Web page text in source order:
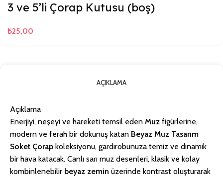
3 ve 5’li Çorap Kutusu (boş)
₺25,00
AÇIKLAMA
Açıklama
Enerjiyi, neşeyi ve hareketi temsil eden Muz figürlerine,
modern ve ferah bir dokunuş katan Beyaz Muz Tasarım
Soket Çorap koleksiyonu, gardırobunuza temiz ve dinamik
bir hava katacak. Canlı sarı muz desenleri, klasik ve kolay
kombinlenebilir beyaz zemin üzerinde kontrast oluşturarak